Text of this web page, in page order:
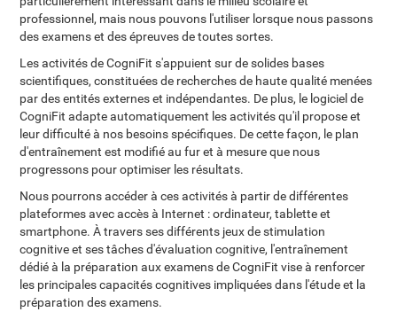
professionnel, mais nous pouvons l'utiliser lorsque nous passons
des examens et des épreuves de toutes sortes.
Les activités de CogniFit s'appuient sur de solides bases
scientifiques, constituées de recherches de haute qualité menées
par des entités externes et indépendantes. De plus, le logiciel de
CogniFit adapte automatiquement les activités qu'il propose et
leur difficulté à nos besoins spécifiques. De cette façon, le plan
d'entraînement est modifié au fur et à mesure que nous
progressons pour optimiser les résultats.
Nous pourrons accéder à ces activités à partir de différentes
plateformes avec accès à Internet : ordinateur, tablette et
smartphone. À travers ses différents jeux de stimulation
cognitive et ses tâches d'évaluation cognitive, l'entraînement
dédié à la préparation aux examens de CogniFit vise à renforcer
les principales capacités cognitives impliquées dans l'étude et la
préparation des examens.